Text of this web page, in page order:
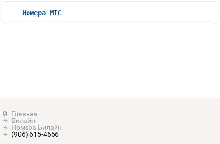
Билайн
Номера Билайн
(906) 615-4666
Номера МТС